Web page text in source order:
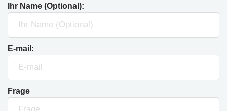
Ihr Name (Optional):
E-mail:
Frage